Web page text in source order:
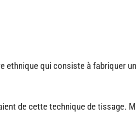
ethnique qui consiste à fabriquer un
de cette technique de tissage.